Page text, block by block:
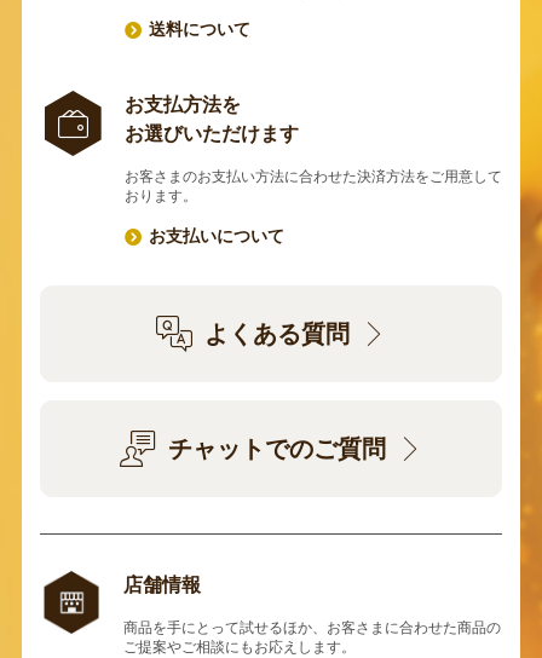
送料について
お支払方法を
お選びいただけます
お客さまのお支払い方法に合わせた決済方法をご用意して
おります。
お支払いについて
よくある質問
チャットでのご質問
店舗情報
商品を手にとって試せるほか、お客さまに合わせた商品の
ご提案やご相談にもお応えします。